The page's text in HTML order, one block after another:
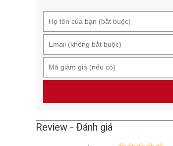
Review - Đánh giá